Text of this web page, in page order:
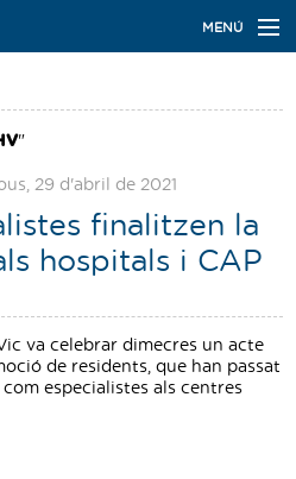
MENÚ
"
29 d'abril de 2021
finalitzen la
hospitals i CAP
va celebrar dimecres un acte
de residents, que han passat
especialistes als centres